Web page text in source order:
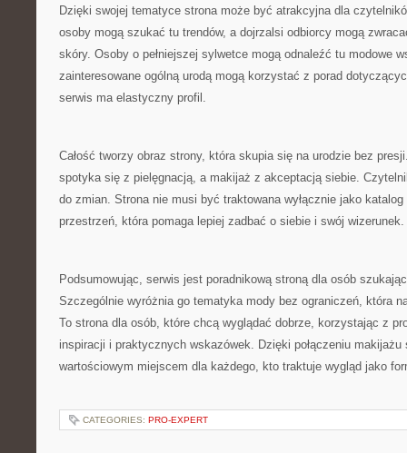
Dzięki swojej tematyce strona może być atrakcyjna dla
osoby mogą szukać tu trendów, a dojrzalsi odbiorcy mogą
skóry. Osoby o pełniejszej sylwetce mogą odnaleźć tu modowe
zainteresowane ogólną urodą mogą korzystać z porad
serwis ma elastyczny profil.
Całość tworzy obraz strony, która skupia się na urodzie bez
spotyka się z pielęgnacją, a makijaż z akceptacją siebie.
do zmian. Strona nie musi być traktowana wyłącznie jako
przestrzeń, która pomaga lepiej zadbać o siebie i swój wizerunek.
Podsumowując, serwis jest poradnikową stroną dla osób
Szczególnie wyróżnia go tematyka mody bez ograniczeń, która
To strona dla osób, które chcą wyglądać dobrze, korzystając z
inspiracji i praktycznych wskazówek. Dzięki połączeniu makijażu
wartościowym miejscem dla każdego, kto traktuje wygląd jako
CATEGORIES: PRO-EXPERT